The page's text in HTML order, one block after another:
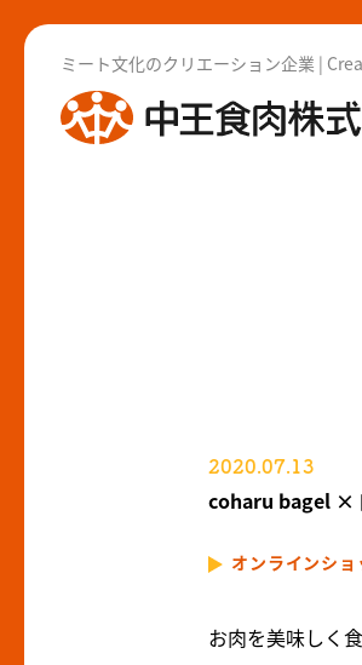
ミート文化のクリエーション企業 |
2020.07.13
coharu bagel ×
オンラインショ
お肉を美味しく